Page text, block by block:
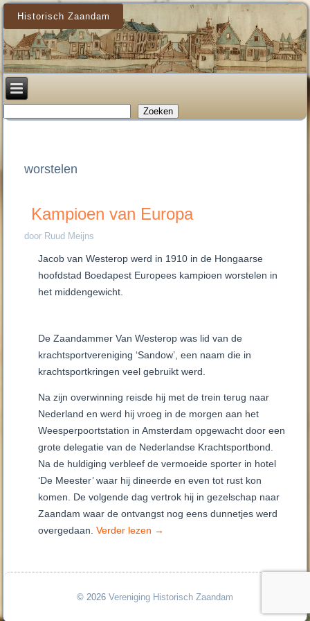
Historisch Zaandam
Zoeken
worstelen
Kampioen van Europa
door Ruud Meijns
Jacob van Westerop werd in 1910 in de Hongaarse
hoofdstad Boedapest Europees kampioen worstelen in
het middengewicht.
De Zaandammer Van Westerop was lid van de
krachtsportvereniging ‘Sandow’, een naam die in
krachtsportkringen veel gebruikt werd.
Na zijn overwinning reisde hij met de trein terug naar
Nederland en werd hij vroeg in de morgen aan het
Weesperpoortstation in Amsterdam opgewacht door een
grote delegatie van de Nederlandse Krachtsportbond.
Na de huldiging verbleef de vermoeide sporter in hotel
‘De Meester’ waar hij dineerde en even tot rust kon
komen. De volgende dag vertrok hij in gezelschap naar
Zaandam waar de ontvangst nog eens dunnetjes werd
overgedaan.Verder lezen →
© 2026 Vereniging Historisch Zaandam